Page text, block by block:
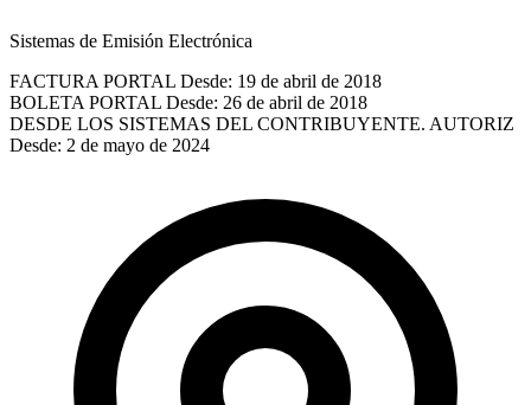
Sistemas de Emisión Electrónica
FACTURA PORTAL Desde: 19 de abril de 2018
BOLETA PORTAL Desde: 26 de abril de 2018
DESDE LOS SISTEMAS DEL CONTRIBUYENTE. AUTORIZ
Desde: 2 de mayo de 2024